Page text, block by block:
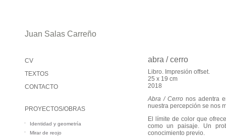
Juan Salas Carreño
CV
TEXTOS
CONTACTO
PROYECTOS/OBRAS
Identidad y geometría
Mirar de reojo
abra / cerro
Libro. Impresión offset.
25 x 19 cm
2018
Abra / Cerronos adentra
nuestra percepción se nos
El límite de color que
como un paisaje. Un
conocimiento previo.